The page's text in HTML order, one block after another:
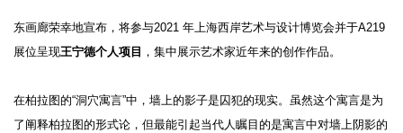
东画廊荣幸地宣布，将参与2021 年上海西岸艺术与设计博览会并于A219
展位呈现王宁德个人项目 ，集中展示艺术家近年来的创作作品。
在柏拉图的“洞穴寓言”中，墙上的影子是囚犯的现实。虽然这个寓言是为
了阐释柏拉图的形式论，但最能引起当代人瞩目的是寓言中对墙上阴影的